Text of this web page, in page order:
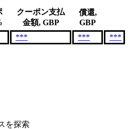
クーポン支払
金額, GBP
償還,
GBP
*** ***
***
を探索